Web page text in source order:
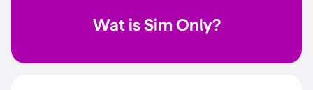
Wat is Sim Only?